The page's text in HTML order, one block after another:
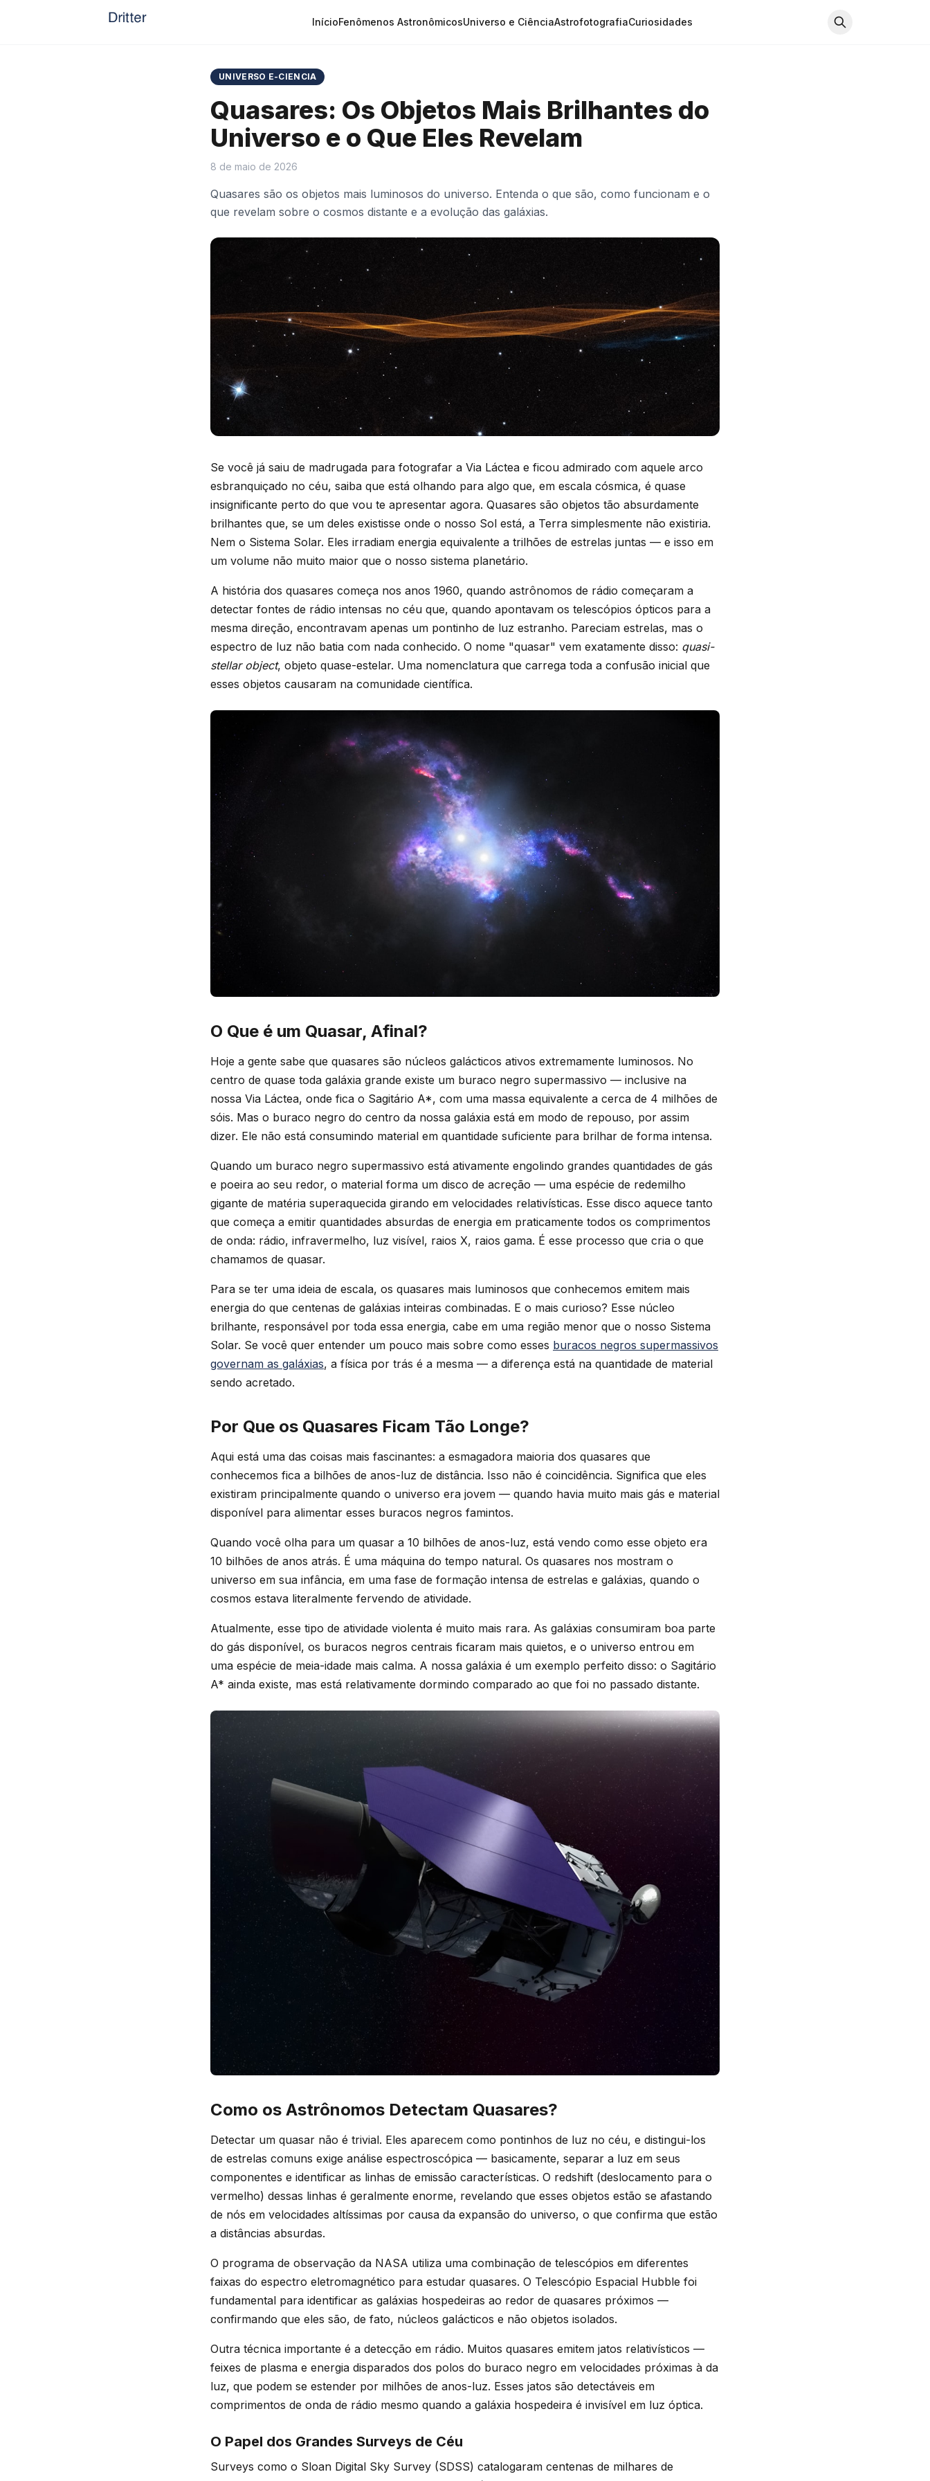
InícioFenômenos AstronômicosUniverso e CiênciaAstrofotografiaCuriosidades
UNIVERSO E-CIENCIA
Quasares: Os Objetos Mais Brilhantes do
Universo e o Que Eles Revelam
8 de maio de 2026
Quasares são os objetos mais luminosos do universo. Entenda o que são, como funcionam e o
que revelam sobre o cosmos distante e a evolução das galáxias.
Se você já saiu de madrugada para fotografar a Via Láctea e ficou admirado com aquele arco
esbranquiçado no céu, saiba que está olhando para algo que, em escala cósmica, é quase
insignificante perto do que vou te apresentar agora. Quasares são objetos tão absurdamente
brilhantes que, se um deles existisse onde o nosso Sol está, a Terra simplesmente não existiria.
Nem o Sistema Solar. Eles irradiam energia equivalente a trilhões de estrelas juntas — e isso em
um volume não muito maior que o nosso sistema planetário.
A história dos quasares começa nos anos 1960, quando astrônomos de rádio começaram a
detectar fontes de rádio intensas no céu que, quando apontavam os telescópios ópticos para a
mesma direção, encontravam apenas um pontinho de luz estranho. Pareciam estrelas, mas o
espectro de luz não batia com nada conhecido. O nome "quasar" vem exatamente disso: quasi-
stellar object, objeto quase-estelar. Uma nomenclatura que carrega toda a confusão inicial que
esses objetos causaram na comunidade científica.
O Que é um Quasar, Afinal?
Hoje a gente sabe que quasares são núcleos galácticos ativos extremamente luminosos. No
centro de quase toda galáxia grande existe um buraco negro supermassivo — inclusive na
nossa Via Láctea, onde fica o Sagitário A*, com uma massa equivalente a cerca de 4 milhões de
sóis. Mas o buraco negro do centro da nossa galáxia está em modo de repouso, por assim
dizer. Ele não está consumindo material em quantidade suficiente para brilhar de forma intensa.
Quando um buraco negro supermassivo está ativamente engolindo grandes quantidades de gás
e poeira ao seu redor, o material forma um disco de acreção — uma espécie de redemilho
gigante de matéria superaquecida girando em velocidades relativísticas. Esse disco aquece tanto
que começa a emitir quantidades absurdas de energia em praticamente todos os comprimentos
de onda: rádio, infravermelho, luz visível, raios X, raios gama. É esse processo que cria o que
chamamos de quasar.
Para se ter uma ideia de escala, os quasares mais luminosos que conhecemos emitem mais
energia do que centenas de galáxias inteiras combinadas. E o mais curioso? Esse núcleo
brilhante, responsável por toda essa energia, cabe em uma região menor que o nosso Sistema
Solar. Se você quer entender um pouco mais sobre como esses buracos negros supermassivos
governam as galáxias, a física por trás é a mesma — a diferença está na quantidade de material
sendo acretado.
Por Que os Quasares Ficam Tão Longe?
Aqui está uma das coisas mais fascinantes: a esmagadora maioria dos quasares que
conhecemos fica a bilhões de anos-luz de distância. Isso não é coincidência. Significa que eles
existiram principalmente quando o universo era jovem — quando havia muito mais gás e material
disponível para alimentar esses buracos negros famintos.
Quando você olha para um quasar a 10 bilhões de anos-luz, está vendo como esse objeto era
10 bilhões de anos atrás. É uma máquina do tempo natural. Os quasares nos mostram o
universo em sua infância, em uma fase de formação intensa de estrelas e galáxias, quando o
cosmos estava literalmente fervendo de atividade.
Atualmente, esse tipo de atividade violenta é muito mais rara. As galáxias consumiram boa parte
do gás disponível, os buracos negros centrais ficaram mais quietos, e o universo entrou em
uma espécie de meia-idade mais calma. A nossa galáxia é um exemplo perfeito disso: o Sagitário
A* ainda existe, mas está relativamente dormindo comparado ao que foi no passado distante.
Como os Astrônomos Detectam Quasares?
Detectar um quasar não é trivial. Eles aparecem como pontinhos de luz no céu, e distingui-los
de estrelas comuns exige análise espectroscópica — basicamente, separar a luz em seus
componentes e identificar as linhas de emissão características. O redshift (deslocamento para o
vermelho) dessas linhas é geralmente enorme, revelando que esses objetos estão se afastando
de nós em velocidades altíssimas por causa da expansão do universo, o que confirma que estão
a distâncias absurdas.
O programa de observação da NASA utiliza uma combinação de telescópios em diferentes
faixas do espectro eletromagnético para estudar quasares. O Telescópio Espacial Hubble foi
fundamental para identificar as galáxias hospedeiras ao redor de quasares próximos —
confirmando que eles são, de fato, núcleos galácticos e não objetos isolados.
Outra técnica importante é a detecção em rádio. Muitos quasares emitem jatos relativísticos —
feixes de plasma e energia disparados dos polos do buraco negro em velocidades próximas à da
luz, que podem se estender por milhões de anos-luz. Esses jatos são detectáveis em
comprimentos de onda de rádio mesmo quando a galáxia hospedeira é invisível em luz óptica.
O Papel dos Grandes Surveys de Céu
Surveys como o Sloan Digital Sky Survey (SDSS) catalogaram centenas de milhares de